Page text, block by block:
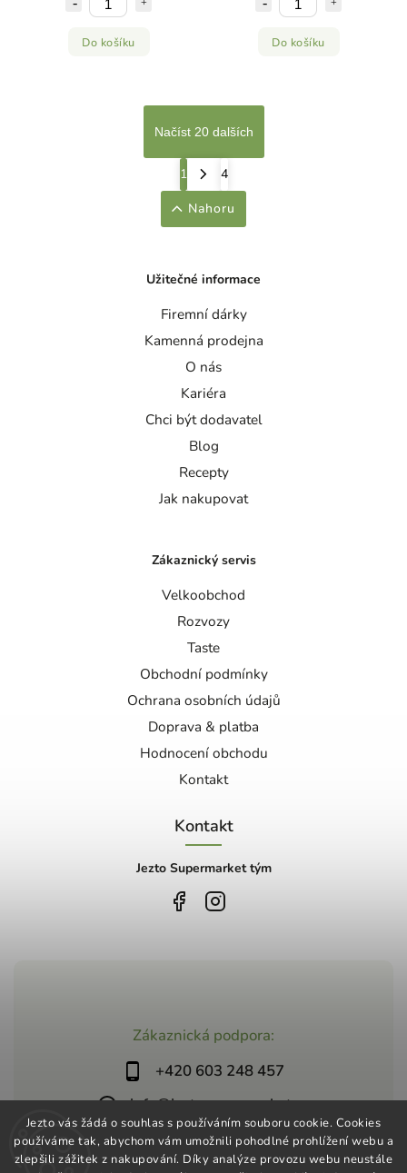
Jezto vás žádá o souhlas s používáním souboru cookie. Cookies
používáme tak, abychom vám umožnili pohodlné prohlížení webu a
zlepšili zážitek z nakupování. Díky analýze provozu webu neustále
Do košíku Do košíku
Načíst 20 dalších
1
4
Nahoru
Zákaznická podpora:
+420 603 248 457
info@jeztosupermarket.cz
Užitečné informace
Firemní dárky
Kamenná prodejna
O nás
Kariéra
Chci být dodavatel
Blog
Recepty
Jak nakupovat
Zákaznický servis
Velkoobchod
Rozvozy
Taste
Obchodní podmínky
Ochrana osobních údajů
Doprava & platba
Hodnocení obchodu
Kontakt
Kontakt
Jezto Supermarket tým